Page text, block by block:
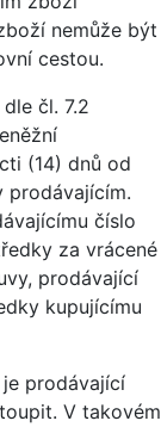
nemůže být
cestou.
čl. 7.2
(14) dnů od
prodávajícím.
číslo
za vrácené
prodávající
kupujícímu
prodávající
V takovém